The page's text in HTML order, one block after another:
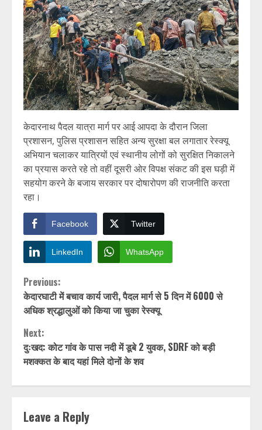
केदारनाथ पैदल यात्रा मार्ग पर आई आपदा के दौरान जिला
प्रशासन, पुलिस प्रशासन सहित अन्य सुरक्षा बल लगातार रेस्क्यू
अभियान चलाकर यात्रियों एवं स्थानीय लोगों को सुरक्षित निकालने
का प्रयास करते रहे तो वहीं दूसरी ओर विपक्ष संकट की इस घड़ी में
सहयोग करने के बजाय सरकार पर दोषारोपण की राजनीति करता
रहा।
Facebook Twitter
LinkedIn WhatsApp
Continue
Reading
Previous:
केदारघाटी में बचाव कार्य जारी, पैदल मार्ग से 5 दिन में 6000 से
अधिक श्रद्धालुओं को किया जा चुका रेस्क्यू
Next:
दुःखद: कोट गांव के पास नदी में डूबे 2 युवक, SDRF को बड़ी
मशक्कत के बाद यहां मिले दोनों के शव
Leave a Reply